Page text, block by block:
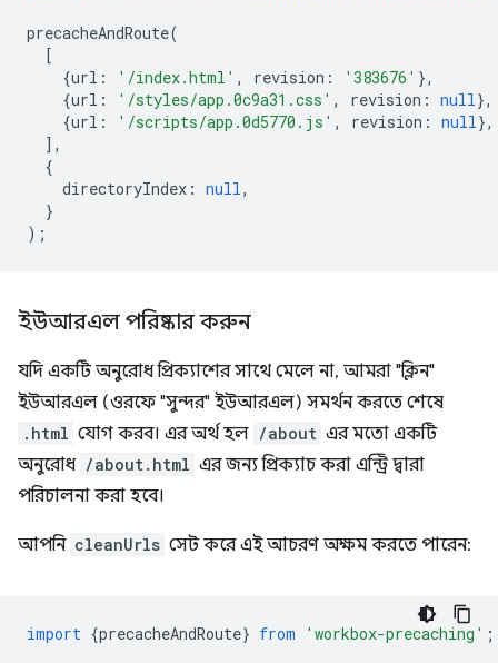
precacheAndRoute(
[
{url : '/index.html' , revision : '383676' },
{url : '/styles/app.0c9a31.css' , revision : null},
{url : '/scripts/app.0d5770.js' , revision : null},
],
{
directoryIndex : null,
}
);
ইউআরএল পরিষ্কার করুন
যদি একটি অনুরোধ প্রিক্যাশের সাথে মেলে না, আমরা "ক্লিন"
ইউআরএল (ওরফে "সুন্দর" ইউআরএল) সমর্থন করতে শেষে
.html যোগ করব। এর অর্থ হল /about এর মতো একটি
অনুরোধ /about.html এর জন্য প্রিক্যাচ করা এন্ট্রি দ্বারা
পরিচালনা করা হবে।
আপনি cleanUrls সেট করে এই আচরণ অক্ষম করতে পারেন:
import {precacheAndRoute} from 'workbox-precaching' ;